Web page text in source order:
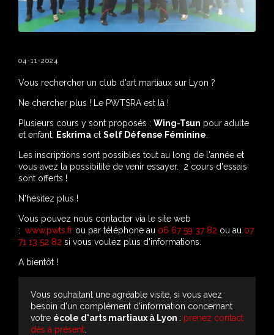
04-11-2024
Vous rechercher un club d'art martiaux sur Lyon ?
Ne chercher plus ! Le PWTSRA est là !
Plusieurs cours y sont proposés : Wing-Tsun pour adulte
et enfant,
Eskrima et Self Défense Féminine
Les inscriptions sont possibles tout au long de l'année et
vous avez la possibilité de venir essayer. 2 cours d'essais
sont offerts !
N'hésitez plus !
Vous pouvez nous contacter via le site web
: www.pwts.fr ou par téléphone au 06 67 59 37 82 ou au 07
71 13 52 82 si vous voulez plus d'informations.
A bientôt !
Vous souhaitant une agréable visite, si vous avez
besoin d'un complément d'information concernant
votre école d'arts martiaux à Lyon : prenez contact
dès à présent